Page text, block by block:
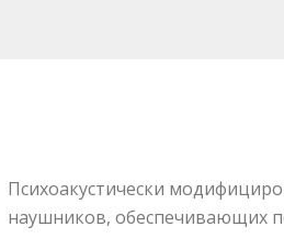
Психоакустически
наушников, обеспечивающих